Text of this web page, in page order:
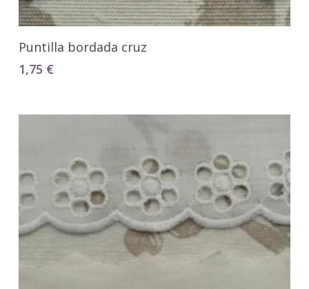
Seleccionar Opciones
Puntilla bordada cruz
1,75 €